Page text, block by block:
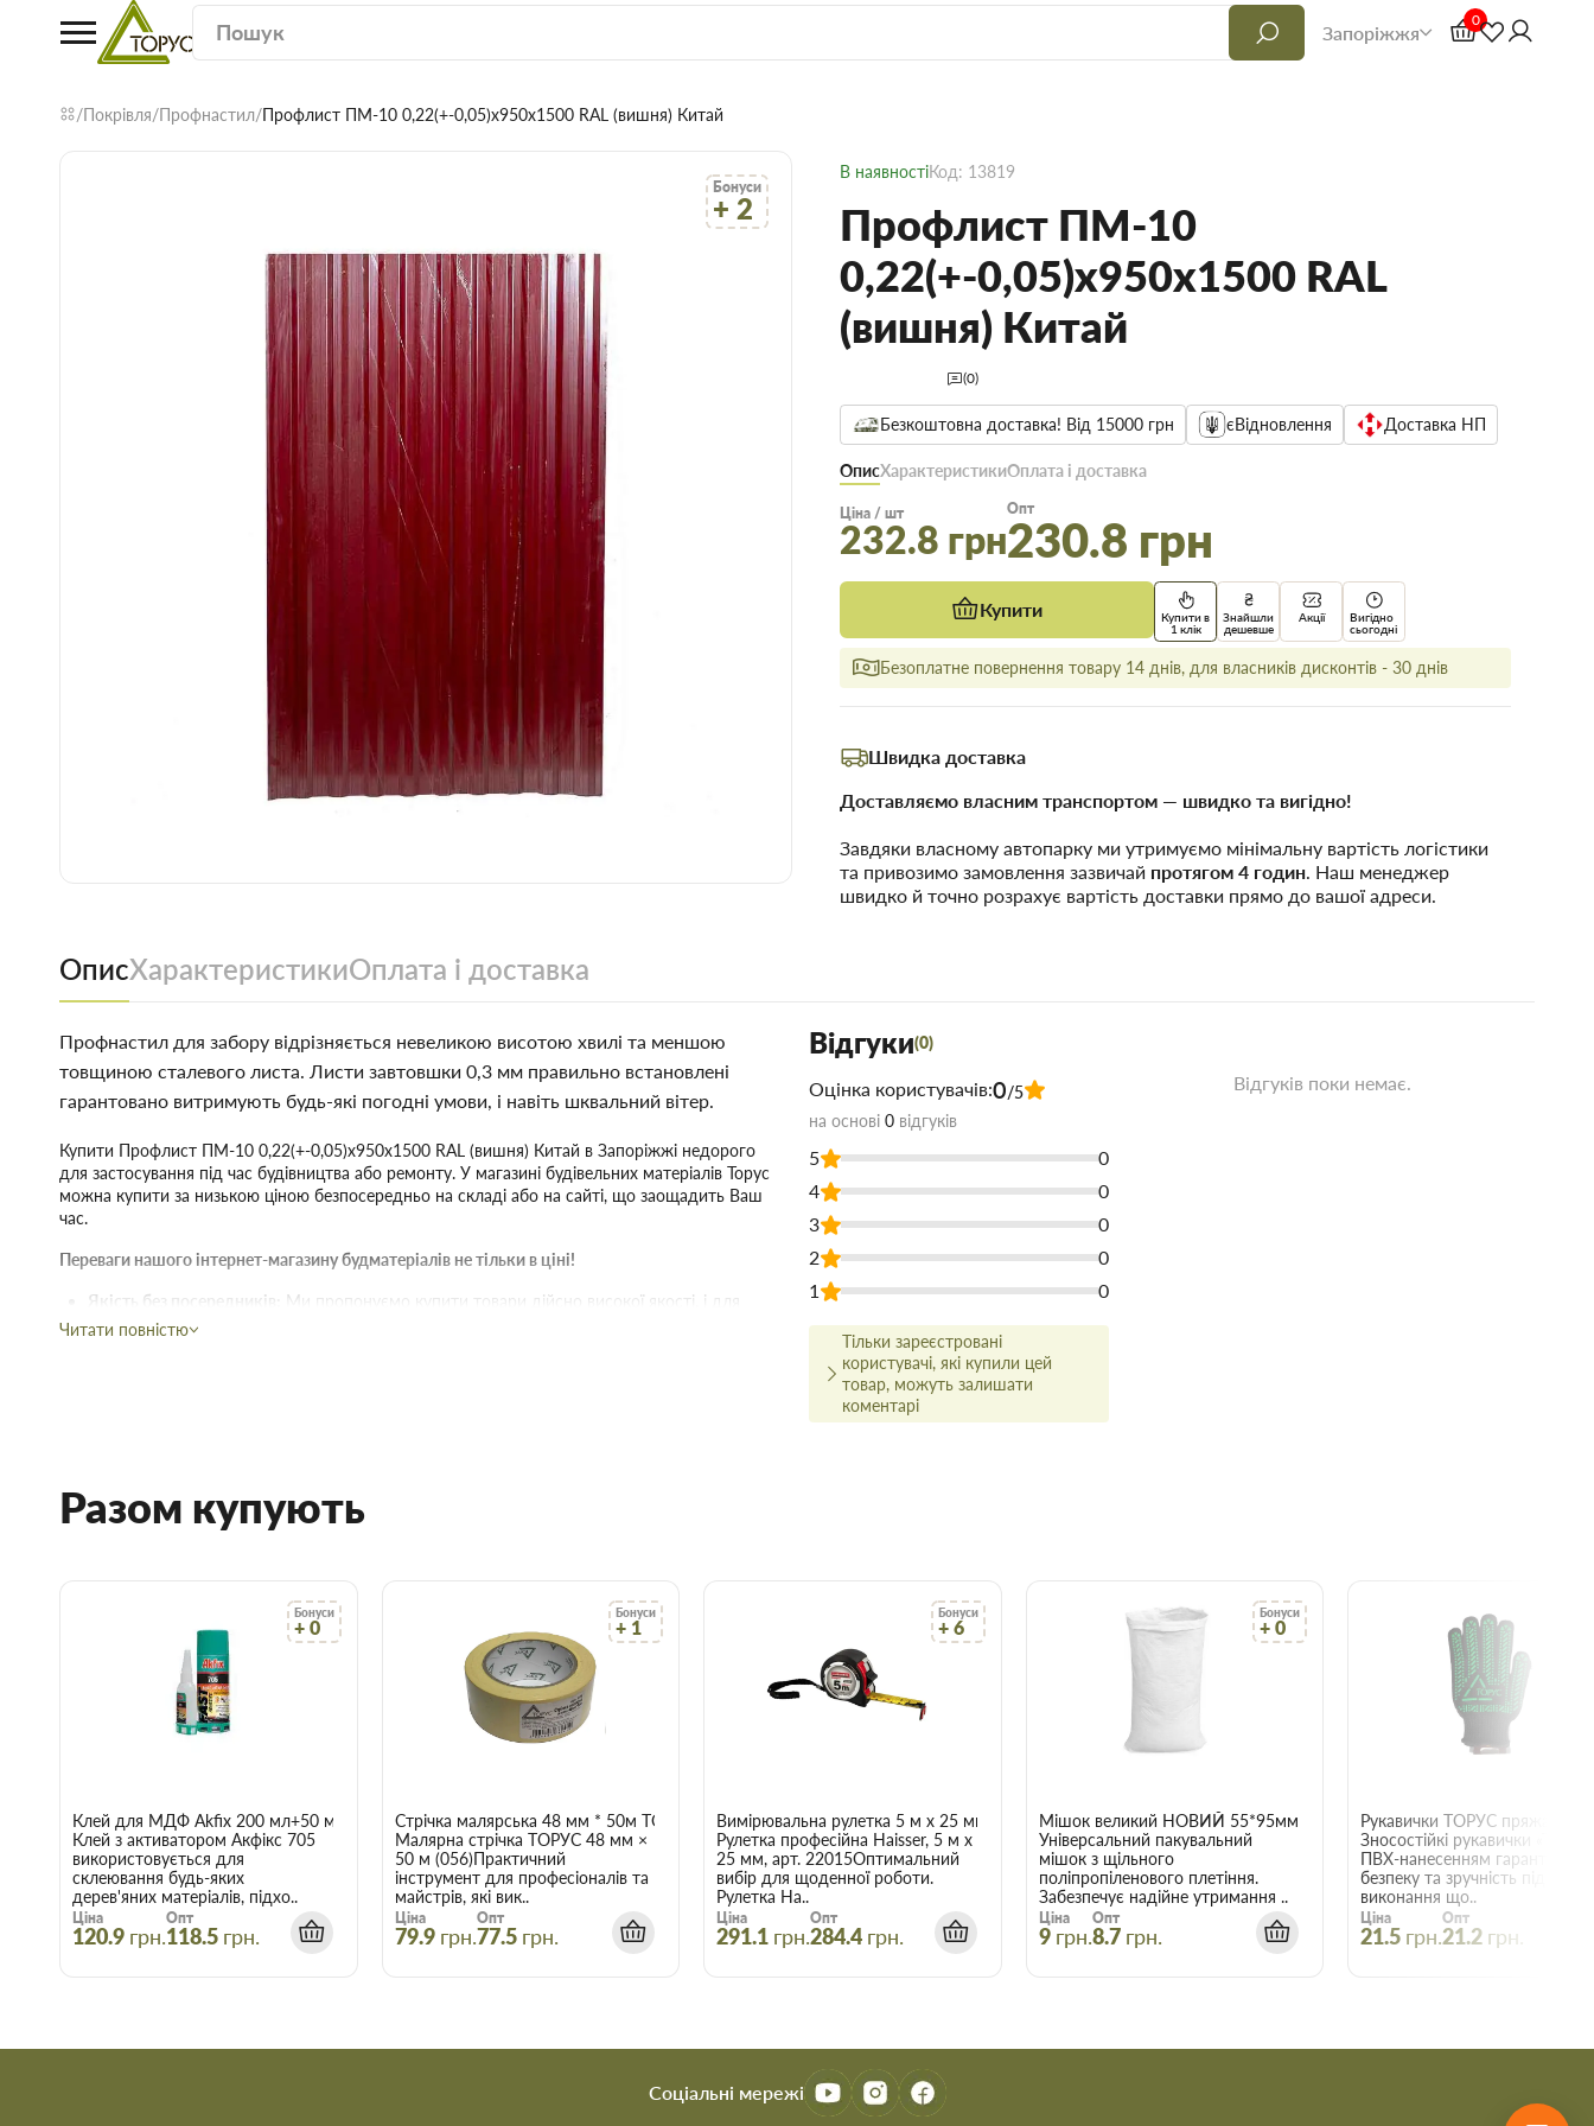
Запоріжжя
0
Покрівля Профнастил Профлист ПМ-10 0,22(+-0,05)х950х1500 RAL (вишня) Китай
Бонуси
+ 2
В наявностіКод: 13819
Профлист ПМ-10
0,22(+-0,05)х950х1500 RAL
(вишня) Китай
(0)
Безкоштовна доставка! Від 15000 грн єВідновлення Доставка НП
ОписХарактеристикиОплата і доставка
Ціна / шт
232.8 грн
Опт
230.8 грн
Купити
Купити в
1 клік
Знайшли
дешевше
Акції
Вигідно
сьогодні
Безоплатне повернення товару 14 днів, для власників дисконтів - 30 днів
Швидка доставка
Доставляємо власним транспортом — швидко та вигідно!
Завдяки власному автопарку ми утримуємо мінімальну вартість логістики
та привозимо замовлення зазвичай протягом 4 годин. Наш менеджер
швидко й точно розрахує вартість доставки прямо до вашої адреси.
ОписХарактеристикиОплата і доставка
Профнастил для забору відрізняється невеликою висотою хвилі та меншою
товщиною сталевого листа. Листи завтовшки 0,3 мм правильно встановлені
гарантовано витримують будь-які погодні умови, і навіть шквальний вітер.
Купити Профлист ПМ-10 0,22(+-0,05)х950х1500 RAL (вишня) Китай в Запоріжжі недорого
для застосування під час будівництва або ремонту. У магазині будівельних матеріалів Торус
можна купити за низькою ціною безпосередньо на складі або на сайті, що заощадить Ваш
час.
Переваги нашого інтернет-магазину будматеріалів не тільки в ціні!
Якість без посередників:
Ми пропонуємо купити товари дійсно високої якості, і для
цього укладаємо договори з безпосередніми виробниками.
Гнучкі знижки:Діє гнучка система знижок, варто лише враховувати, що оптова ціна в
нашому інтернет-магазині починає діяти при купівлі двох і більше товарів.
Скористайтеся послугами інтернет-магазину Торус! Це означає зберегти час, гроші та нерви
й отримати з доставкою саме ті товари та послуги, які вам потрібні.
Читати повністю
Відгуки(0)
Оцінка користувачів:0/5
на основі 0 відгуків
5
0
4
0
3
0
2
0
1
0
Тільки зареєстровані
користувачі, які купили цей
товар, можуть залишати
коментарі
Відгуків поки немає.
Разом купують
Бонуси
+ 0
Клей для МДФ Akfix 200 мл+50 мл
Клей з активатором Акфікс 705
використовується для
склеювання будь-яких
дерев'яних матеріалів, підхо..
Ціна
120.9 грн.
Опт
118.5 грн.
Бонуси
+ 1
Стрічка малярська 48 мм * 50м ТОРУС 056
Малярна стрічка ТОРУС 48 мм ×
50 м (056)Практичний
інструмент для професіоналів та
майстрів, які вик..
Ціна
79.9 грн.
Опт
77.5 грн.
Бонуси
+ 6
Вимірювальна рулетка 5 м x 25 мм Haisser 22015
Рулетка професійна Haisser, 5 м x
25 мм, арт. 22015Оптимальний
вибір для щоденної роботи.
Рулетка Ha..
Ціна
291.1 грн.
Опт
284.4 грн.
Бонуси
+ 0
Мішок великий НОВИЙ 55*95мм
Універсальний пакувальний
мішок з щільного
поліпропіленового плетіння.
Забезпечує надійне утримання ..
Ціна
9 грн.
Опт
8.7 грн.
Рукавички ТОРУС пряжа
Зносостійкі рукавички
ПВХ-нанесенням гарантують
безпеку та зручність під час
виконання що..
Ціна
21.5 грн.
Опт
21.2 грн.
Соціальні мережі